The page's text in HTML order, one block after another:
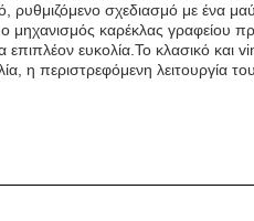
ρυθμιζόμενο σχεδιασμό με ένα
καρέκλας γραφείου
ευκολία.Το κλασικό και
η περιστρεφόμενη λειτουργία